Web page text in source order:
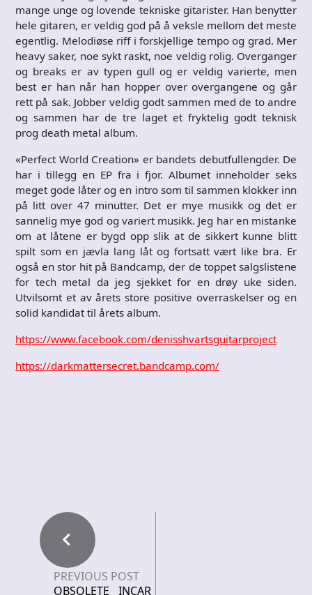
mange unge og lovende tekniske gitarister. Han benytter
hele gitaren, er veldig god på å veksle mellom det meste
egentlig. Melodiøse riff i forskjellige tempo og grad. Mer
heavy saker, noe sykt raskt, noe veldig rolig. Overganger
og breaks er av typen gull og er veldig varierte, men
best er han når han hopper over overgangene og går
rett på sak. Jobber veldig godt sammen med de to andre
og sammen har de tre laget et fryktelig godt teknisk
prog death metal album.
«Perfect World Creation» er bandets debutfullengder. De
har i tillegg en EP fra i fjor. Albumet inneholder seks
meget gode låter og en intro som til sammen klokker inn
på litt over 47 minutter. Det er mye musikk og det er
sannelig mye god og variert musikk. Jeg har en mistanke
om at låtene er bygd opp slik at de sikkert kunne blitt
spilt som en jævla lang låt og fortsatt vært like bra. Er
også en stor hit på Bandcamp, der de toppet salgslistene
for tech metal da jeg sjekket for en drøy uke siden.
Utvilsomt et av årets store positive overraskelser og en
solid kandidat til årets album.
https://www.facebook.com/denisshvartsguitarproject
https://darkmattersecret.bandcamp.com/
PREVIOUS POST
OBSOLETE INCAR